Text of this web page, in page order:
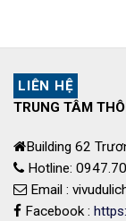
LIÊN HỆ
TRUNG TÂM
Building 62
Hotline:
Email :
Facebook :